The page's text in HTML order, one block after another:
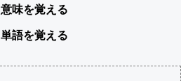
意味を覚える
単語を覚える